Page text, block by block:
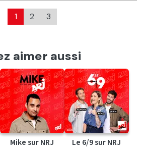
1 2 3
aimer aussi
Mike sur NRJ Le 6/9 sur NRJ